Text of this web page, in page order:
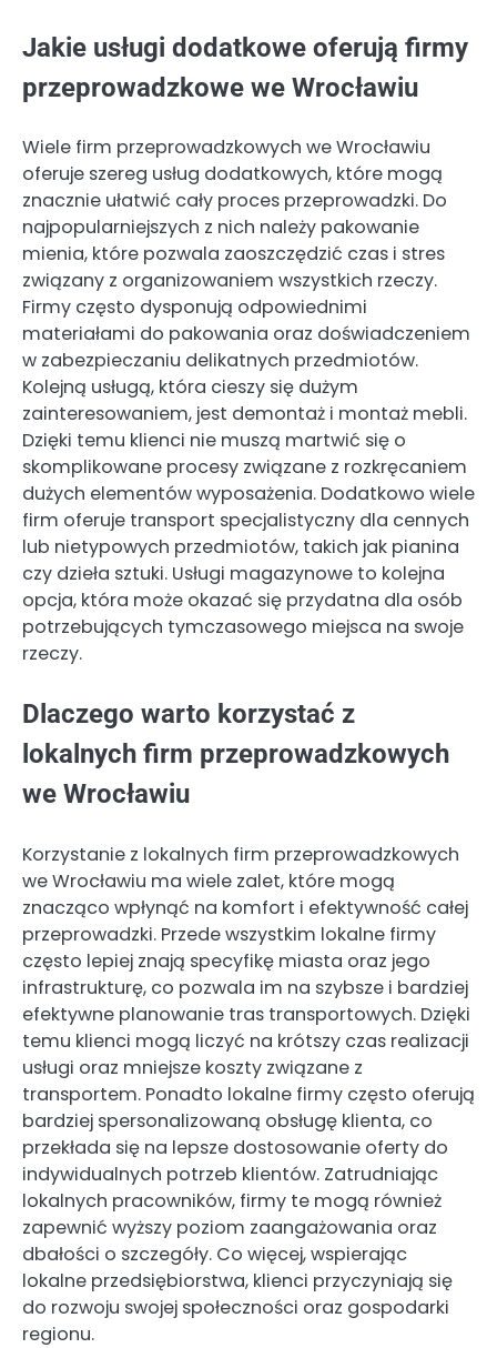
Jakie usługi dodatkowe oferują firmy
przeprowadzkowe we Wrocławiu
Wiele firm przeprowadzkowych we Wrocławiu
oferuje szereg usług dodatkowych, które mogą
znacznie ułatwić cały proces przeprowadzki. Do
najpopularniejszych z nich należy pakowanie
mienia, które pozwala zaoszczędzić czas i stres
związany z organizowaniem wszystkich rzeczy.
Firmy często dysponują odpowiednimi
materiałami do pakowania oraz doświadczeniem
w zabezpieczaniu delikatnych przedmiotów.
Kolejną usługą, która cieszy się dużym
zainteresowaniem, jest demontaż i montaż mebli.
Dzięki temu klienci nie muszą martwić się o
skomplikowane procesy związane z rozkręcaniem
dużych elementów wyposażenia. Dodatkowo wiele
firm oferuje transport specjalistyczny dla cennych
lub nietypowych przedmiotów, takich jak pianina
czy dzieła sztuki. Usługi magazynowe to kolejna
opcja, która może okazać się przydatna dla osób
potrzebujących tymczasowego miejsca na swoje
rzeczy.
Dlaczego warto korzystać z
lokalnych firm przeprowadzkowych
we Wrocławiu
Korzystanie z lokalnych firm przeprowadzkowych
we Wrocławiu ma wiele zalet, które mogą
znacząco wpłynąć na komfort i efektywność całej
przeprowadzki. Przede wszystkim lokalne firmy
często lepiej znają specyfikę miasta oraz jego
infrastrukturę, co pozwala im na szybsze i bardziej
efektywne planowanie tras transportowych. Dzięki
temu klienci mogą liczyć na krótszy czas realizacji
usługi oraz mniejsze koszty związane z
transportem. Ponadto lokalne firmy często oferują
bardziej spersonalizowaną obsługę klienta, co
przekłada się na lepsze dostosowanie oferty do
indywidualnych potrzeb klientów. Zatrudniając
lokalnych pracowników, firmy te mogą również
zapewnić wyższy poziom zaangażowania oraz
dbałości o szczegóły. Co więcej, wspierając
lokalne przedsiębiorstwa, klienci przyczyniają się
do rozwoju swojej społeczności oraz gospodarki
regionu.